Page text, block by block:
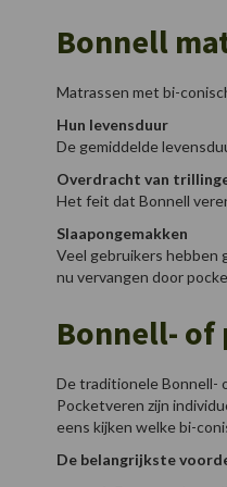
Bonnell
Matrassen met bi-
Hun levensduur
De gemiddelde
Overdracht van
Het feit dat Bonnell
Slaapongemakken
Veel gebruikers hebben
nu vervangen door
Bonnell- of
De traditionele Bonnell-
Pocketveren zijn
eens kijken welke bi-
De belangrijkste